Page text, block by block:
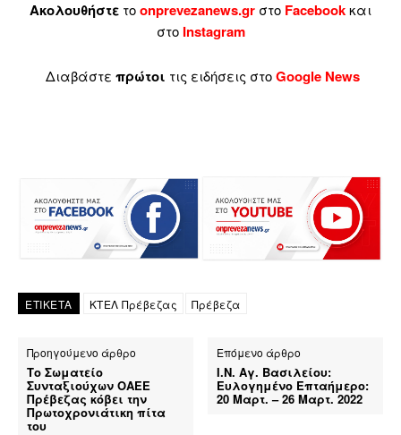
Ακολουθήστε τοonprevezanews.gr στο Facebookκαι
στο Instagram
Διαβάστε πρώτοι τις ειδήσεις στοGoogle News
ΕΤΙΚΕΤΑ ΚΤΕΛ Πρέβεζας Πρέβεζα
Προηγούμενο άρθρο
Το Σωματείο
Συνταξιούχων ΟΑΕΕ
Πρέβεζας κόβει την
Πρωτοχρονιάτικη πίτα
του
Επόμενο άρθρο
Ι.Ν. Αγ. Βασιλείου:
Ευλογημένο Επταήμερο:
20 Μαρτ. – 26 Μαρτ. 2022